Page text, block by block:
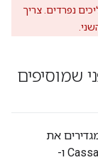
נפרדים. צריך
שמוסיפים
את
השרתים של SymasLDAP,‏ ZooKeeper,‏ Cassandra ו-